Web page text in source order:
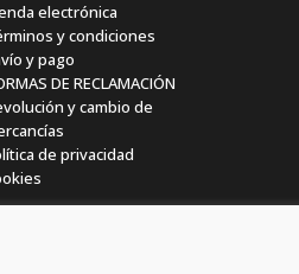
electrónica
y condiciones
y pago
DE RECLAMACIÓN
y cambio de
de privacidad